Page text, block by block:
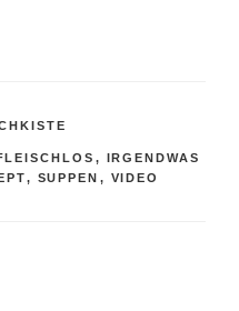
, IRGENDWAS
, SUPPEN , VIDEO